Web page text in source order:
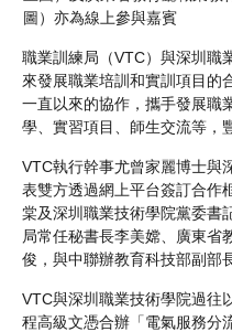
圖）亦為線上參與嘉賓
職業訓練局（VTC）與深圳職
來發展職業培訓和實訓項目的
一直以來的協作，攜手發展職
學、實習項目、師生交流等，
VTC執行幹事尤曾家麗博士與
表雙方透過網上平台簽訂合作
棠及深圳職業技術學院黨委書
局常任秘書長李美嫦、廣東省
俊，與中聯辦教育科技部副部
VTC與深圳職業技術學院過往
程高級文憑合辦「電氣服務分